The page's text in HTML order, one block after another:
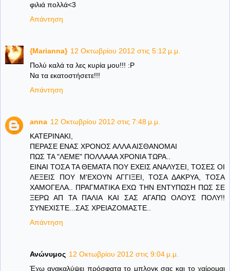
φιλιά πολλά<3
Απάντηση
{Marianna} 12 Οκτωβρίου 2012 στις 5:12 μ.μ.
Πολύ καλά τα λες κυρία μου!!! :P
Να τα εκατοστήσετε!!!
Απάντηση
anna 12 Οκτωβρίου 2012 στις 7:48 μ.μ.
ΚΑΤΕΡΙΝΑΚΙ,
ΠΕΡΑΣΕ ΕΝΑΣ ΧΡΟΝΟΣ ΑΛΛΑ ΑΙΣΘΑΝΟΜΑΙ
ΠΩΣ ΤΑ "ΛΕΜΕ" ΠΟΛΛΑΑΑ ΧΡΟΝΙΑ ΤΩΡΑ..
ΕΙΝΑΙ ΤΟΣΑ ΤΑ ΘΕΜΑΤΑ ΠΟΥ ΕΧΕΙΣ ΑΝΑΛΥΣΕΙ, ΤΟΣΕΣ ΟΙ
ΛΕΞΕΙΣ ΠΟΥ Μ'ΕΧΟΥΝ ΑΓΓΙΞΕΙ, ΤΟΣΑ ΔΑΚΡΥΑ, ΤΟΣΑ
ΧΑΜΟΓΕΛΑ.. ΠΡΑΓΜΑΤΙΚΑ ΕΧΩ ΤΗΝ ΕΝΤΥΠΩΣΗ ΠΩΣ ΣΕ
ΞΕΡΩ ΑΠ ΤΑ ΠΑΛΙΑ ΚΑΙ ΣΑΣ ΑΓΑΠΩ ΟΛΟΥΣ ΠΟΛΥ!!
ΣΥΝΕΧΙΣΤΕ...ΣΑΣ ΧΡΕΙΑΖΟΜΑΣΤΕ..
Απάντηση
Ανώνυμος 12 Οκτωβρίου 2012 στις 9:04 μ.μ.
Έχω ανακαλύψει πρόσφατα το μπλογκ σας και το χαίρομαι